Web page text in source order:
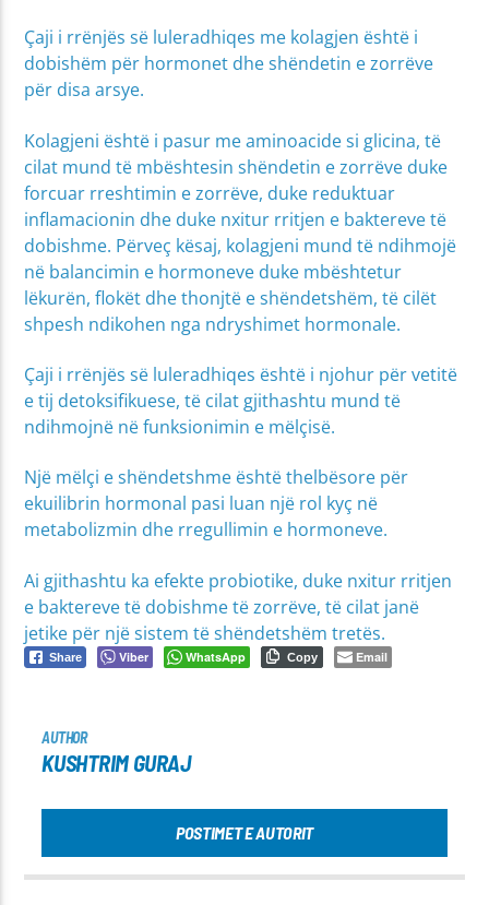
Çaji i rrënjës së luleradhiqes me kolagjen është i
dobishëm për hormonet dhe shëndetin e zorrëve
për disa arsye.
Kolagjeni është i pasur me aminoacide si glicina, të
cilat mund të mbështesin shëndetin e zorrëve duke
forcuar rreshtimin e zorrëve, duke reduktuar
inflamacionin dhe duke nxitur rritjen e baktereve të
dobishme. Përveç kësaj, kolagjeni mund të ndihmojë
në balancimin e hormoneve duke mbështetur
lëkurën, flokët dhe thonjtë e shëndetshëm, të cilët
shpesh ndikohen nga ndryshimet hormonale.
Çaji i rrënjës së luleradhiqes është i njohur për vetitë
e tij detoksifikuese, të cilat gjithashtu mund të
ndihmojnë në funksionimin e mëlçisë.
Një mëlçi e shëndetshme është thelbësore për
ekuilibrin hormonal pasi luan një rol kyç në
metabolizmin dhe rregullimin e hormoneve.
Ai gjithashtu ka efekte probiotike, duke nxitur rritjen
e baktereve të dobishme të zorrëve, të cilat janë
jetike për një sistem të shëndetshëm tretës.
Share Viber WhatsApp Copy Email
AUTHOR
KUSHTRIM GURAJ
POSTIMET E AUTORIT